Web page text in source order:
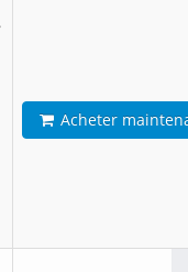
Acheter